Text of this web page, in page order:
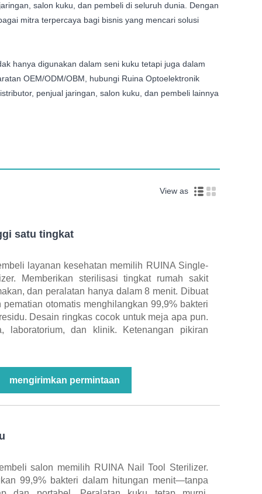
salon kuku, dan pembeli di seluruh dunia. Dengan
mitra terpercaya bagi bisnis yang mencari solusi
hanya digunakan dalam seni kuku tetapi juga dalam
OEM/ODM/OBM, hubungi Ruina Optoelektronik
penjual jaringan, salon kuku, dan pembeli lainnya
View as
satu tingkat
layanan kesehatan memilih RUINA Single-
Memberikan sterilisasi tingkat rumah sakit
dan peralatan hanya dalam 8 menit. Dibuat
otomatis menghilangkan 99,9% bakteri
Desain ringkas cocok untuk meja apa pun.
laboratorium, dan klinik. Ketenangan pikiran
mengirimkan permintaan
salon memilih RUINA Nail Tool Sterilizer.
99,9% bakteri dalam hitungan menit—tanpa